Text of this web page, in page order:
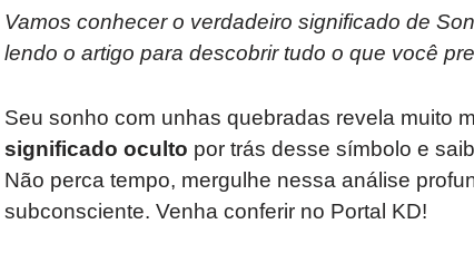
Vamos conhecer o verdadeiro significado de
lendo o artigo para descobrir tudo o que você
Seu sonho com unhas quebradas revela muito
significado oculto por trás desse símbolo e
Não perca tempo, mergulhe nessa análise
subconsciente. Venha conferir no Portal KD!